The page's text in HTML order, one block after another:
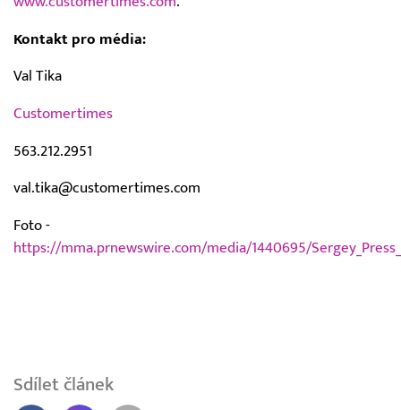
Kontakt pro média:
Val Tika
Customertimes
563.212.2951
val.tika@customertimes.com
Foto -
https://mma.prnewswire.com/media/1440695/
Sdílet článek